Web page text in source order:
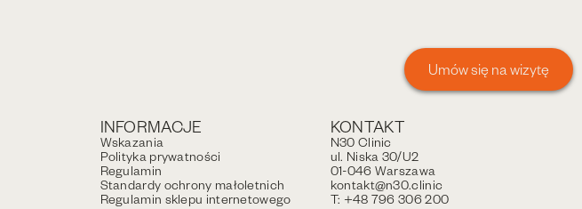
Umów się na wizytę
INFORMACJE
Wskazania
Polityka prywatności
Regulamin
Standardy ochrony małoletnich
Regulamin sklepu internetowego
KONTAKT
N30 Clinic
ul. Niska 30/U2
01-046 Warszawa
kontakt@n30.clinic
T: +48 796 306 200